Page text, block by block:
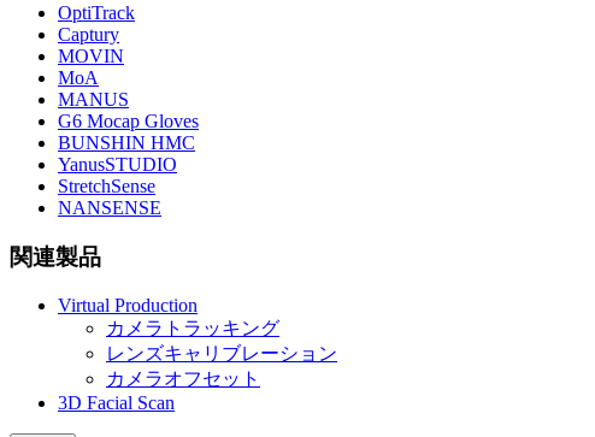
OptiTrack
Captury
MOVIN
MoA
MANUS
G6 Mocap Gloves
BUNSHIN HMC
YanusSTUDIO
StretchSense
NANSENSE
関連製品
Virtual Production
カメラトラッキング
レンズキャリブレーション
カメラオフセット
3D Facial Scan